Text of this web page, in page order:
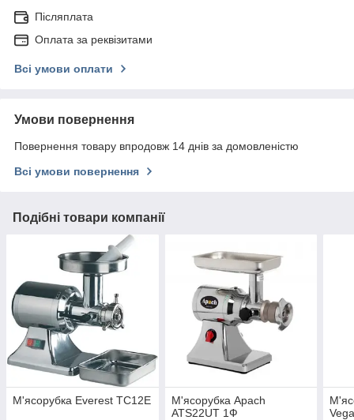
Післяплата
Оплата за реквізитами
Всі умови оплати
Умови повернення
Повернення товару впродовж 14 днів за домовленістю
Всі умови повернення
Подібні товари компанії
М'ясорубка Everest TC12E
М'ясорубка Apach
ATS22UT 1Ф